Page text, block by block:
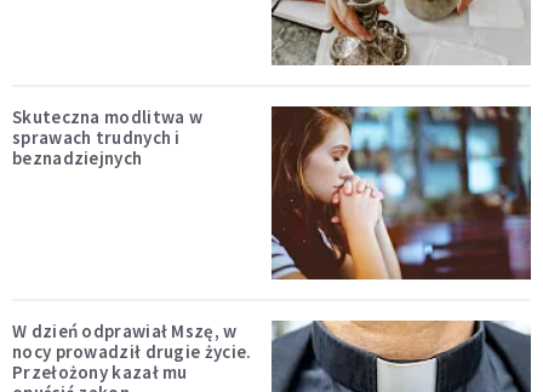
Skuteczna modlitwa w
sprawach trudnych i
beznadziejnych
W dzień odprawiał Mszę, w
nocy prowadził drugie życie.
Przełożony kazał mu